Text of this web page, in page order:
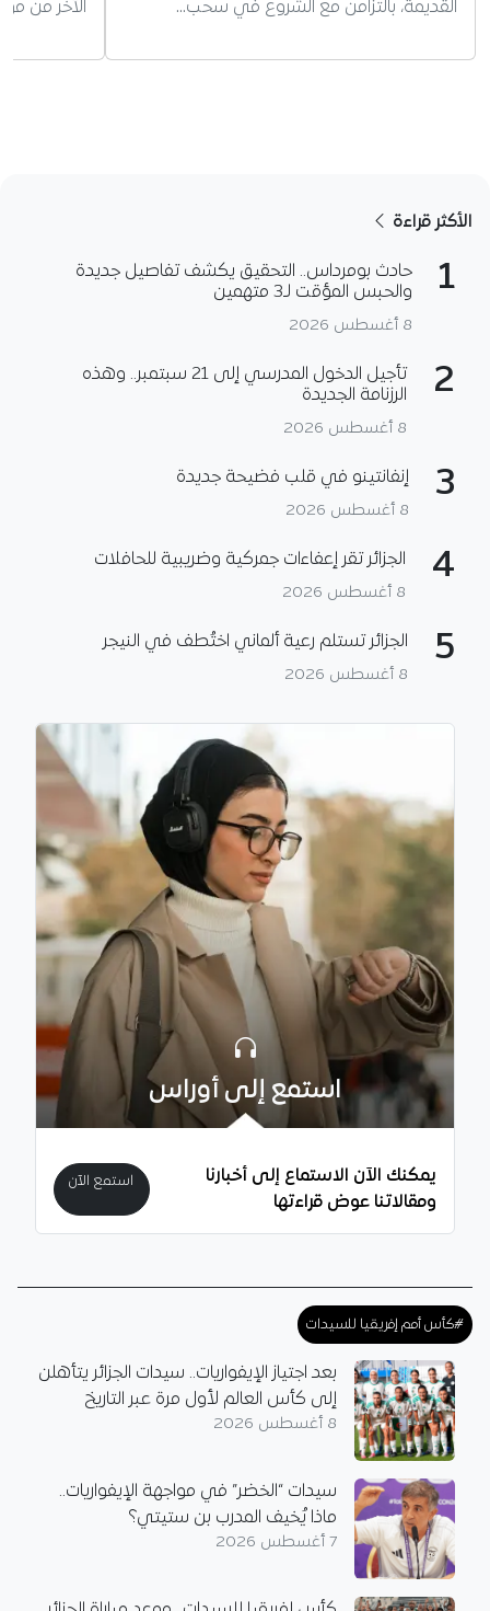
القديمة، بالتزامن مع الشروع في سحب… الآخر من
الأكثر قراءة
1
حادث بومرداس.. التحقيق يكشف تفاصيل جديدة
والحبس المؤقت لـ3 متهمين
8 أغسطس 2026
2
تأجيل الدخول المدرسي إلى 21 سبتمبر.. وهذه
الرزنامة الجديدة
8 أغسطس 2026
3 إنفانتينو في قلب فضيحة جديدة
8 أغسطس 2026
4 الجزائر تقر إعفاءات جمركية وضريبية للحافلات
8 أغسطس 2026
5 الجزائر تستلم رعية ألماني اختُطف في النيجر
8 أغسطس 2026
استمع إلى أوراس
يمكنك الآن الاستماع إلى أخبارنا
ومقالاتنا عوض قراءتها
استمع الآن
#كأس أمم إفريقيا للسيدات
بعد اجتياز الإيفواريات.. سيدات الجزائر يتأهلن
إلى كأس العالم لأول مرة عبر التاريخ
8 أغسطس 2026
سيدات “الخضر” في مواجهة الإيفواريات..
ماذا يُخيف المدرب بن ستيتي؟
7 أغسطس 2026